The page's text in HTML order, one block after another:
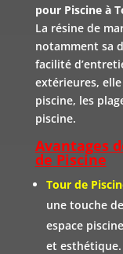
pour Piscine à
La résine de
notamment sa
facilité
extérieures,
piscine, les
piscine.
Avantages
de Piscine
Tour de
une touche
espace
et esthétique.